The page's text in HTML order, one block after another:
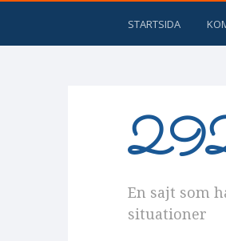
STARTSIDA
En sajt som
situationer